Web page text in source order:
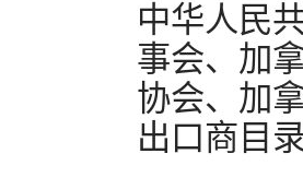
中华人民
事会、加
协会、加
出口商目